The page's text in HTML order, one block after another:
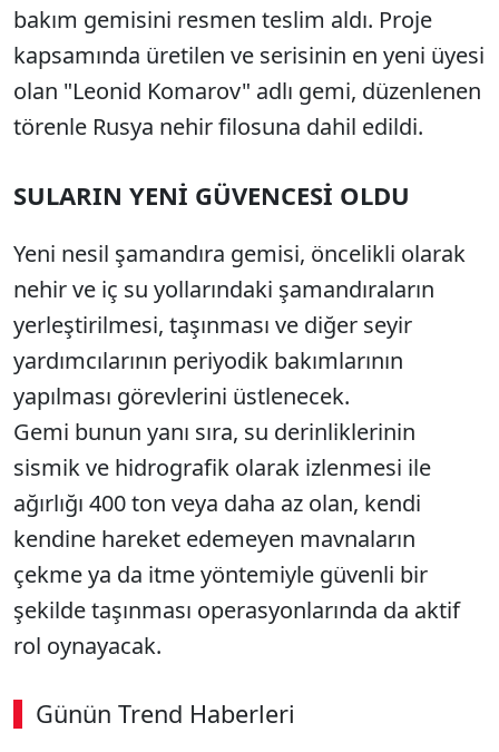
bakım gemisini resmen teslim aldı. Proje
kapsamında üretilen ve serisinin en yeni üyesi
olan "Leonid Komarov" adlı gemi, düzenlenen
törenle Rusya nehir filosuna dahil edildi.
SULARIN YENİ GÜVENCESİ OLDU
Yeni nesil şamandıra gemisi, öncelikli olarak
nehir ve iç su yollarındaki şamandıraların
yerleştirilmesi, taşınması ve diğer seyir
yardımcılarının periyodik bakımlarının
yapılması görevlerini üstlenecek.
Gemi bunun yanı sıra, su derinliklerinin
sismik ve hidrografik olarak izlenmesi ile
ağırlığı 400 ton veya daha az olan, kendi
kendine hareket edemeyen mavnaların
çekme ya da itme yöntemiyle güvenli bir
şekilde taşınması operasyonlarında da aktif
rol oynayacak.
Günün Trend Haberleri
00:02 / 09:15